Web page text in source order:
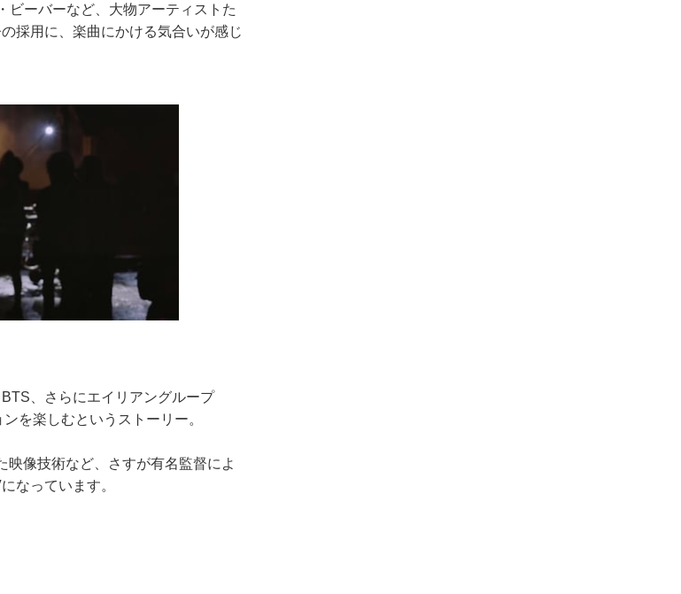
ビーバーなど、大物アーティストた
採用に、楽曲にかける気合いが感じ
、さらにエイリアングループ
を楽しむというストーリー。
像技術など、さすが有名監督によ
なっています。